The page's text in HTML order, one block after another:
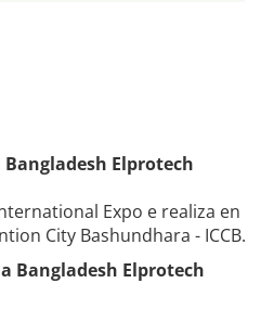
Bangladesh Elprotech
Expo e realiza en
City Bashundhara - ICCB.
Bangladesh Elprotech